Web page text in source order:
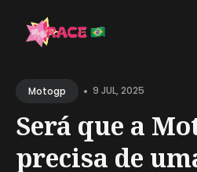
forMotogp • 9 JUL, 2025
Será que a
precisa de